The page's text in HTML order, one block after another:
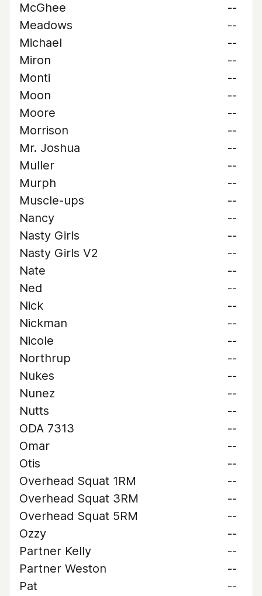
McGhee
--
Meadows
--
Michael
--
Miron
--
Monti
--
Moon
--
Moore
--
Morrison
--
Mr. Joshua
--
Muller
--
Murph
--
Muscle-ups
--
Nancy
--
Nasty Girls
--
Nasty Girls V2
--
Nate
--
Ned
--
Nick
--
Nickman
--
Nicole
--
Northrup
--
Nukes
--
Nunez
--
Nutts
--
ODA 7313
--
Omar
--
Otis
--
Overhead Squat 1RM
--
Overhead Squat 3RM
--
Overhead Squat 5RM
--
Ozzy
--
Partner Kelly
--
Partner Weston
--
Pat
--